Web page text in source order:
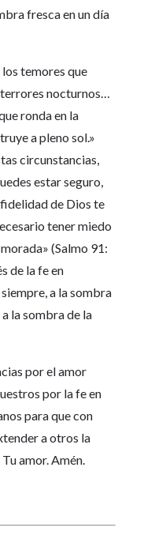
fresca en un día
temores que
nocturnos…
ronda en la
a pleno sol.»
circunstancias,
estar seguro,
de Dios te
tener miedo
(Salmo 91:
de la fe en
a la sombra
la sombra de la
por el amor
por la fe en
para que con
a otros la
amor. Amén.